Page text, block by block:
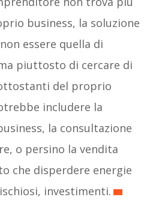
business, la soluzione
essere quella di
piuttosto di cercare di
del proprio
includere la
la consultazione
o persino la vendita
che disperdere energie
investimenti.